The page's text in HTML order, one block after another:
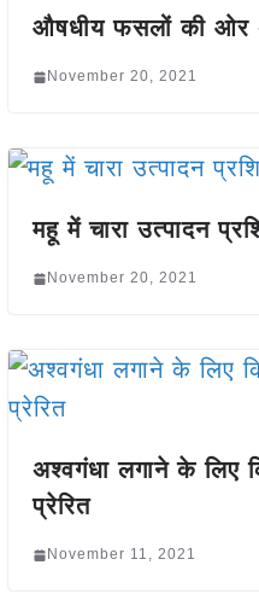
औषधीय फसलों की ओर
November 20, 2021
महू में चारा उत्पादन
November 20, 2021
अश्वगंधा लगाने के लिए
प्रेरित
November 11, 2021